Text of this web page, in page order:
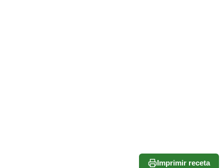
Imprimir receta